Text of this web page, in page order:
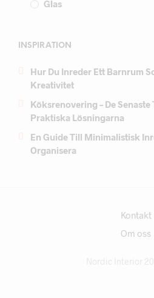
Glas
INSPIRATION
Hur Du Inreder Ett Barnrum
Kreativitet
Köksrenovering – De Senaste
Praktiska Lösningarna
En Guide Till Minimalistisk
Organisera
Kontakt
Om oss